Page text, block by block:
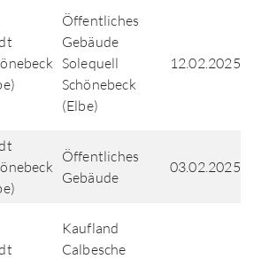
Öffentliches
Gebäude
Solequell
Schönebeck
(Elbe)
12.02.2025
Öffentliches
Gebäude
03.02.2025
Kaufland
Calbesche